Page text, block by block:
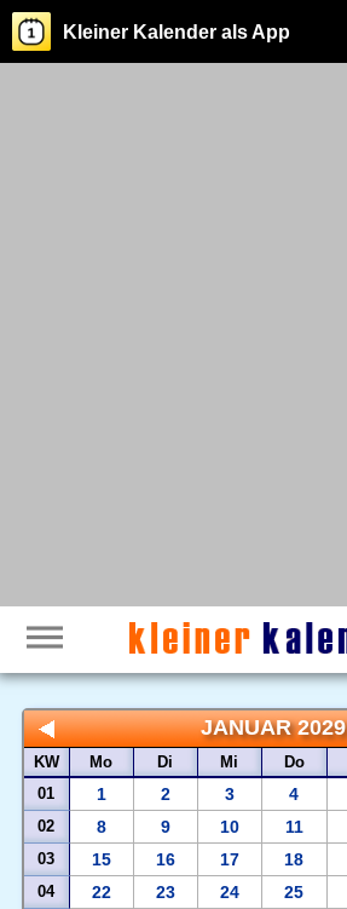
Kleiner Kalender als App
JANUAR 2029
KW Mo Di Mi Do
01
1 2 3 4
02 8 9 10 11
03 15 16 17 18
04 22 23 24 25